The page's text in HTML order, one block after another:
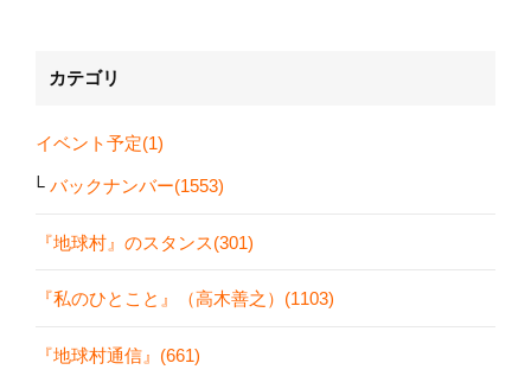
カテゴリ
イベント予定(1)
バックナンバー(1553)
『地球村』のスタンス(301)
『私のひとこと』（高木善之）(1103)
『地球村通信』(661)